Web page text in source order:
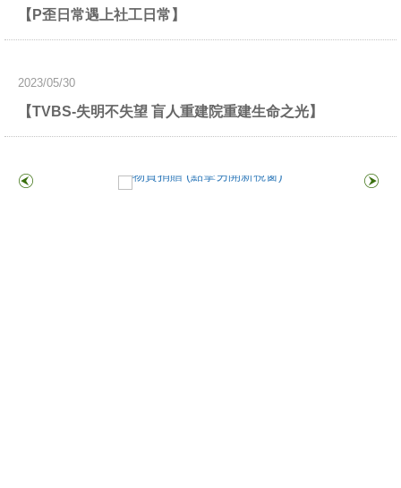
【P歪日常遇上社工日常】
2023/05/30
【TVBS-失明不失望 盲人重建院重建生命之光】